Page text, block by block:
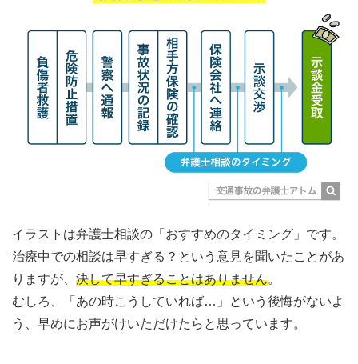
イラストは弁護士相談の「おすすめのタイミング」です。
治療中での相談は早すぎる？という意見を聞いたことがあ
りますが、 決して早すぎることはありません。
むしろ、「あの時こうしていれば…」という後悔がないよ
う、早めにお声がけいただけたらと思っています。